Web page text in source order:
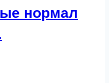
нормал